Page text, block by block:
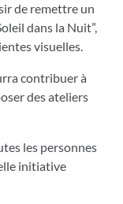
de remettre un
dans la Nuit”,
visuelles.
contribuer à
des ateliers
les personnes
initiative